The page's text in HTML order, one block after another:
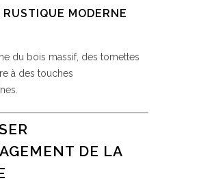
MODERNE
du bois massif, des tomettes
à des touches
DE LA